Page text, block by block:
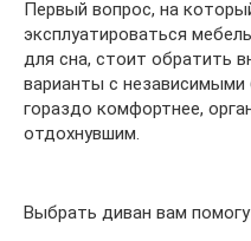
Первый вопрос, на
эксплуатироваться
для сна, стоит обратить
варианты с независимыми
гораздо комфортнее,
отдохнувшим.
Выбрать диван вам